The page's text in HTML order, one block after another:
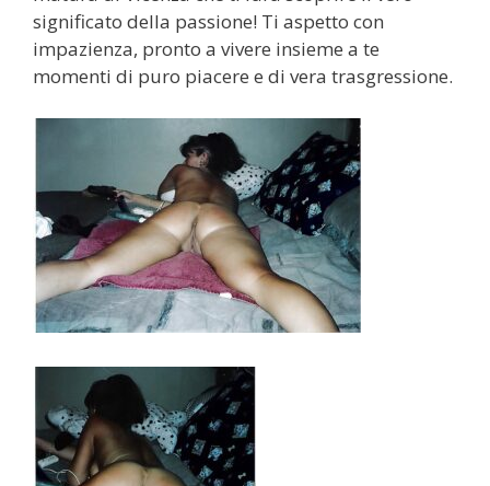
significato della passione! Ti aspetto con
impazienza, pronto a vivere insieme a te
momenti di puro piacere e di vera trasgressione.